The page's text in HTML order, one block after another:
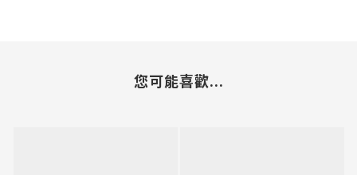
您可能喜歡...